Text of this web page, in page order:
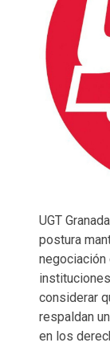
UGT
postura
considerar
respaldan
en los